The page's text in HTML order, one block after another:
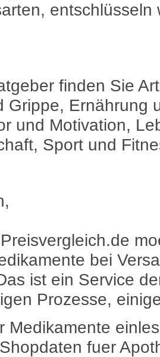
entschlüsseln
finden Sie
Grippe, Ernährung
und Motivation,
Sport und
bei
ist ein Service
Prozesse,
Medikamente
fuer